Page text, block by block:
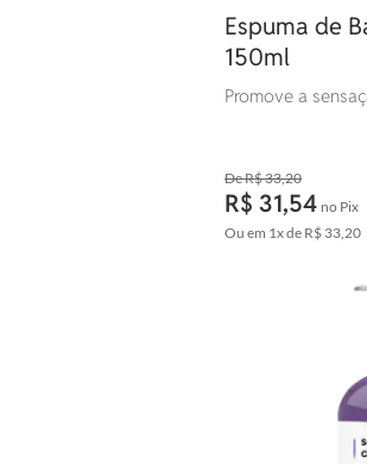
Espuma de
150ml
Promove a
R$ 33,20
R$ 31,54 no Pix
Ou em 1xde R$ 33,20